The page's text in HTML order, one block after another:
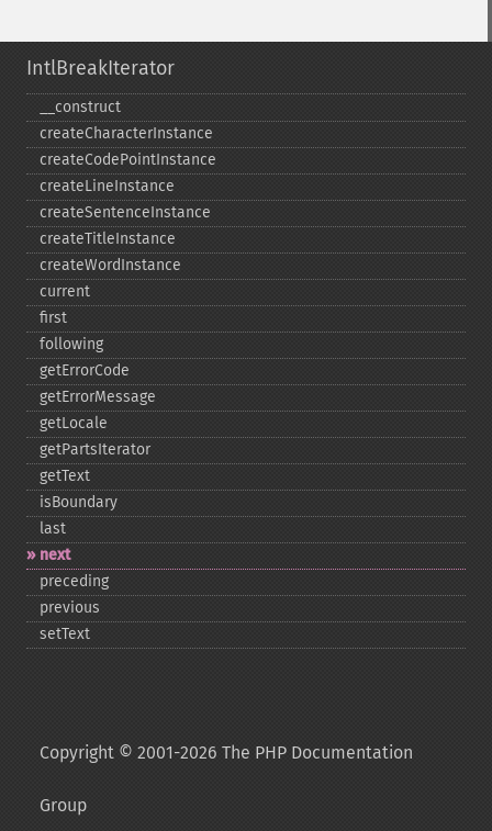
IntlBreakIterator
_​_​construct
createCharacterInstance
createCodePointInstance
createLineInstance
createSentenceInstance
createTitleInstance
createWordInstance
current
first
following
getErrorCode
getErrorMessage
getLocale
getPartsIterator
getText
isBoundary
last
next
preceding
previous
setText
Copyright © 2001-2026 The PHP Documentation
Group